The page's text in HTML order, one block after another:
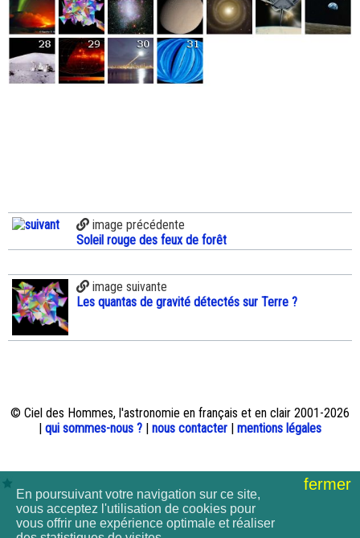
image précédente
Soleil rouge des feux de forêt
image suivante
Les quantas de gravité détectés sur Terre ?
© Ciel des Hommes, l'astronomie en français et en clair 2001-2026
| qui sommes-nous ? | nous contacter | mentions légales
fermer
En poursuivant votre navigation sur ce site,
vous acceptez l'utilisation de cookies pour
vous offrir une expérience optimale et réaliser